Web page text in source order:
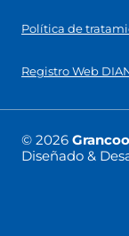
Política de
Registro Web
© 2026
Diseñado &